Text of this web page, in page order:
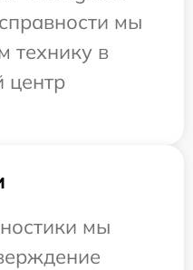
мы
технику в
центр
мы